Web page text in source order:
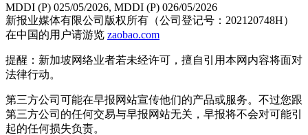
MDDI (P) 025/05/2026, MDDI (P) 026/05/2026
新报业媒体有限公司版权所有（公司登记号：202120748H）
在中国的用户请游览 zaobao.com
提醒：新加坡网络业者若未经许可，擅自引用本网内容将面对
法律行动。
第三方公司可能在早报网站宣传他们的产品或服务。不过您跟
第三方公司的任何交易与早报网站无关，早报将不会对可能引
起的任何损失负责。